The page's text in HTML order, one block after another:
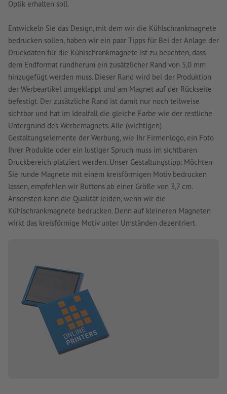
Optik erhalten soll.
Entwickeln Sie das Design, mit dem wir die Kühlschrankmagnete
bedrucken sollen, haben wir ein paar Tipps für Bei der Anlage der
Druckdaten für die Kühlschrankmagnete ist zu beachten, dass
dem Endformat rundherum ein zusätzlicher Rand von 5,0 mm
hinzugefügt werden muss. Dieser Rand wird bei der Produktion
der Werbeartikel umgeklappt und am Magnet auf der Rückseite
befestigt. Der zusätzliche Rand ist damit nur noch teilweise
sichtbar und hat im Idealfall die gleiche Farbe wie der restliche
Untergrund des Werbemagnets. Alle (wichtigen)
Gestaltungselemente der Werbung, wie Ihr Firmenlogo, ein Foto
Ihrer Produkte oder ein lustiger Spruch muss im sichtbaren
Druckbereich platziert werden. Unser Gestaltungstipp: Möchten
Sie runde Magnete mit einem kreisförmigen Motiv bedrucken
lassen, empfehlen wir Buttons ab einer Größe von 3,7 cm.
Ansonsten kann die Qualität leiden, wenn wir die
Kühlschrankmagnete bedrucken. Denn auf kleineren Magneten
wirkt das kreisförmige Motiv unter Umständen dezentriert.